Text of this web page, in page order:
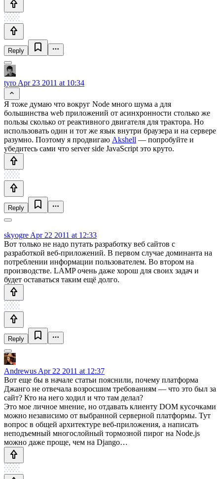
Reply
tyro Apr 23 2011 at 10:34
Я тоже думаю что вокруг Node много шума а для
большинства web приложений от асинхронности столько же
пользы сколько от реактивного двигателя для трактора. Но
использовать один и тот же язык внутри браузера и на сервере
разумно. Поэтому я продвигаю Akshell — попробуйте и
убедитесь сами что server side JavaScript это круто.
Reply
skyogre Apr 22 2011 at 12:33
Вот только не надо путать разработку веб сайтов с
разработкой веб-приложений. В первом случае доминанта на
потреблении информации пользователем. Во втором на
производстве. LAMP очень даже хорош для своих задач и
будет оставаться таким ещё долго.
Reply
Andrewus Apr 22 2011 at 12:37
Вот еще бы в начале статьи пояснили, почему платформа
Джанго не отвечала возросшим требованиям — что это был за
сайт? Кто на него ходил и что там делал?
Это мое личное мнение, но отдавать клиенту DOM кусочками
можно независимо от выбранной серверной платформы. Тут
вопрос в общей архитектуре веб-приложения, а написать
неподъемный многослойный тормозной пирог на Node.js
можно даже проще, чем на Django…